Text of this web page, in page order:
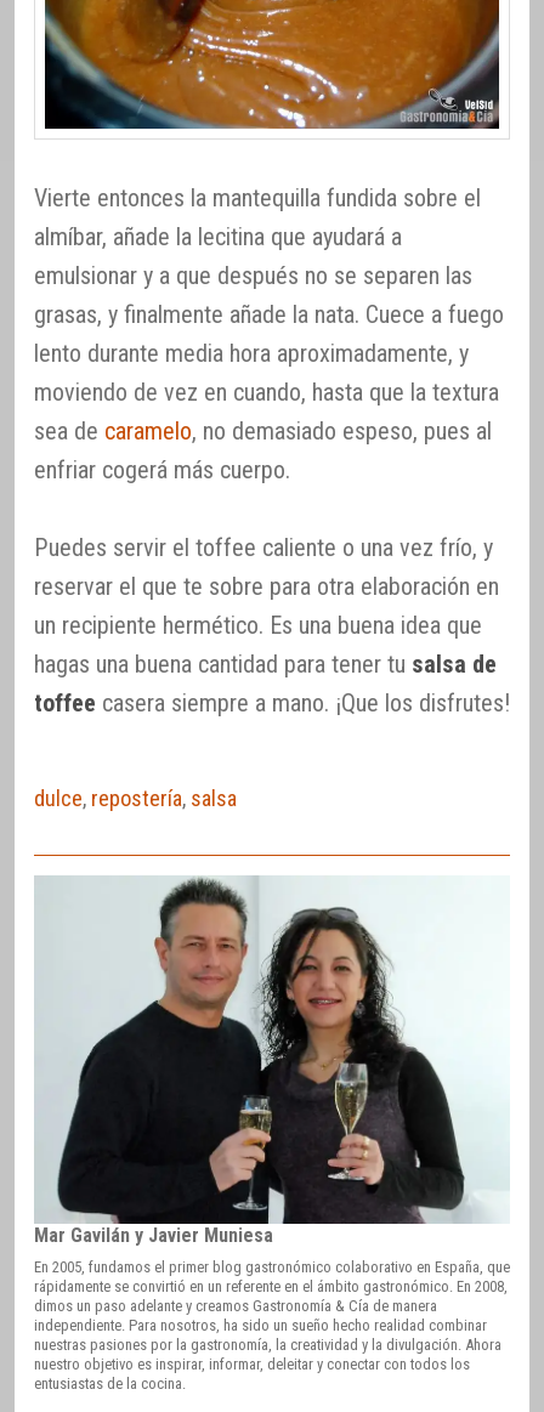
Vierte entonces la mantequilla fundida sobre el
almíbar, añade la lecitina que ayudará a
emulsionar y a que después no se separen las
grasas, y finalmente añade la nata. Cuece a fuego
lento durante media hora aproximadamente, y
moviendo de vez en cuando, hasta que la textura
sea de caramelo, no demasiado espeso, pues al
enfriar cogerá más cuerpo.
Puedes servir el toffee caliente o una vez frío, y
reservar el que te sobre para otra elaboración en
un recipiente hermético. Es una buena idea que
hagas una buena cantidad para tener tu salsa de
toffee casera siempre a mano. ¡Que los disfrutes!
dulce, repostería, salsa
Mar Gavilán y Javier Muniesa
En 2005, fundamos el primer blog gastronómico colaborativo en España, que
rápidamente se convirtió en un referente en el ámbito gastronómico. En 2008,
dimos un paso adelante y creamos Gastronomía & Cía de manera
independiente. Para nosotros, ha sido un sueño hecho realidad combinar
nuestras pasiones por la gastronomía, la creatividad y la divulgación. Ahora
nuestro objetivo es inspirar, informar, deleitar y conectar con todos los
entusiastas de la cocina.